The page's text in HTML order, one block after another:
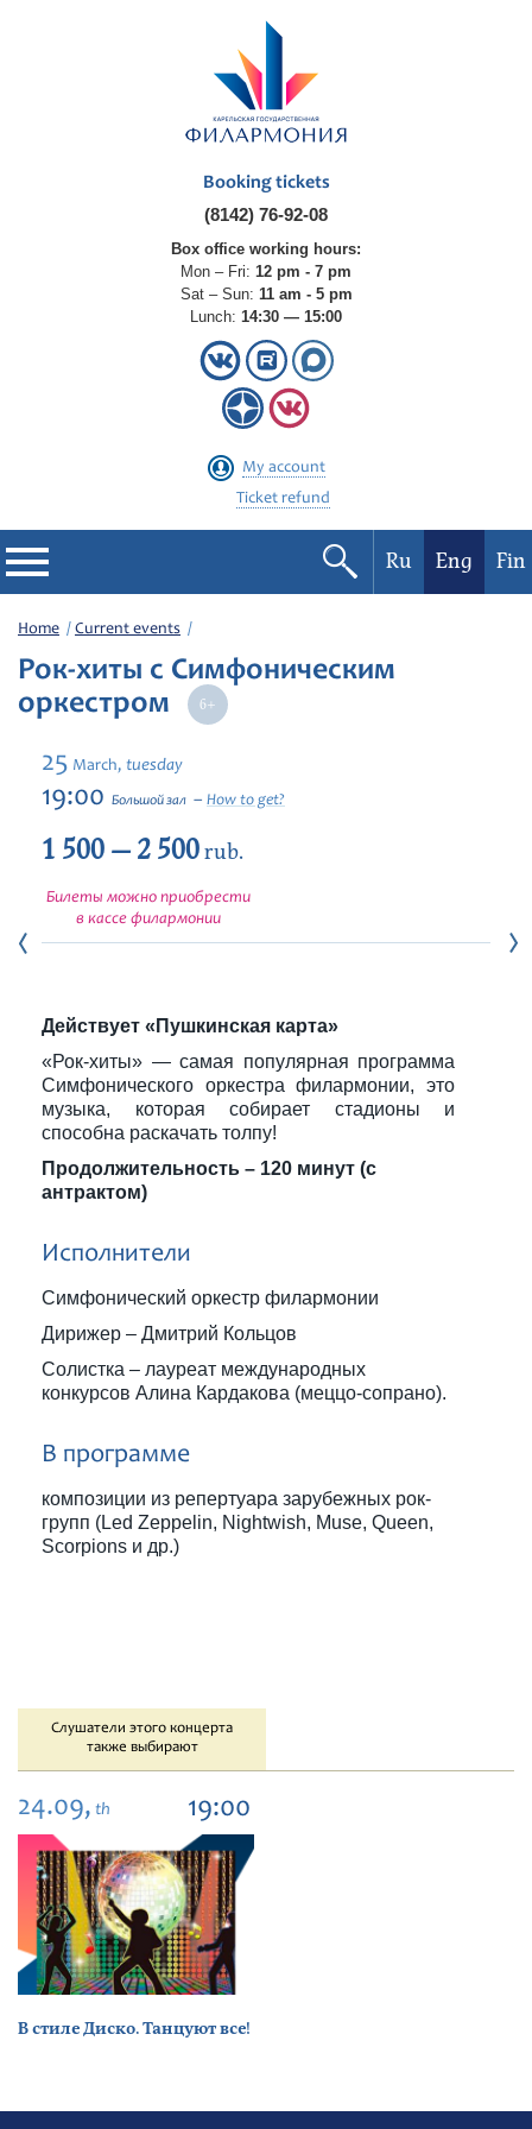
Booking tickets
(8142) 76-92-08
Box office working hours:
Mon – Fri: 12 pm - 7 pm
Sat – Sun: 11 am - 5 pm
Lunch: 14:30 — 15:00
My account
Ticket refund
Philharmonic
Current events
Festivals
Ru Eng Fin
Home Current events
Рок-хиты с Симфоническим
оркестром
25 March, tuesday
19:00 Большой зал How to get?
1 500 — 2 500rub.
Билеты можно приобрести
в кассе филармонии
Действует «Пушкинская карта»
«Рок-хиты» — самая популярная программа
Симфонического оркестра филармонии, это
музыка, которая собирает стадионы и
способна раскачать толпу!
Продолжительность – 120 минут (с
антрактом)
Исполнители
Симфонический оркестр филармонии
Дирижер – Дмитрий Кольцов
Солистка – лауреат международных
конкурсов Алина Кардакова (меццо-сопрано).
В программе
композиции из репертуара зарубежных рок-
групп (Led Zeppelin, Nightwish, Muse, Queen,
Scorpions и др.)
Слушатели этого концерта
также выбирают
24.09, th 19:00
В стиле Диско. Танцуют все!